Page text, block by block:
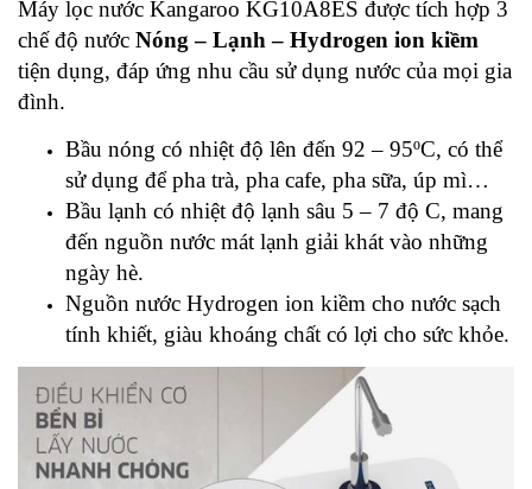
Máy lọc nước Kangaroo KG10A8ES được tích hợp 3
chế độ nước Nóng – Lạnh – Hydrogen ion kiềm
tiện dụng, đáp ứng nhu cầu sử dụng nước của mọi gia
đình.
Bầu nóng có nhiệt độ lên đến 92 – 95ºC, có thể
sử dụng để pha trà, pha cafe, pha sữa, úp mì…
Bầu lạnh có nhiệt độ lạnh sâu 5 – 7 độ C, mang
đến nguồn nước mát lạnh giải khát vào những
ngày hè.
Nguồn nước Hydrogen ion kiềm cho nước sạch
tính khiết, giàu khoáng chất có lợi cho sức khỏe.